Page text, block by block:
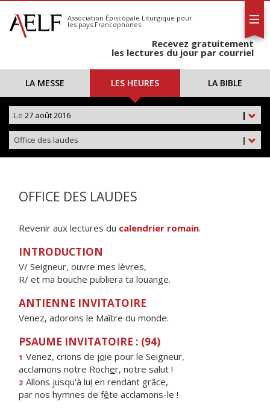
S'abonner
Calendrier
Association Épiscopale Liturgique pour
les pays Francophones
Recevez gratuitement
les lectures du jour par courriel
LA MESSE LES HEURES LA BIBLE
|
Le 27 août 2016
|
Office des laudes
OFFICE DES LAUDES
Revenir aux lectures du calendrier romain.
INTRODUCTION
V/ Seigneur, ouvre mes lèvres,
R/ et ma bouche publiera ta louange.
ANTIENNE INVITATOIRE
Venez, adorons le Maître du monde.
PSAUME INVITATOIRE : (94)
1 Venez, crions de joie pour le Seigneur,
acclamons notre Rocher, notre salut !
2 Allons jusqu'à lui en rendant grâce,
par nos hymnes de fête acclamons-le !